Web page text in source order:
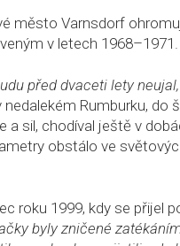
město Varnsdorf
v letech 1968–1971.
před dvaceti lety
Rumburku, do
sil, chodíval ještě v
obstálo ve
roku 1999, kdy se přijel
byly zničené